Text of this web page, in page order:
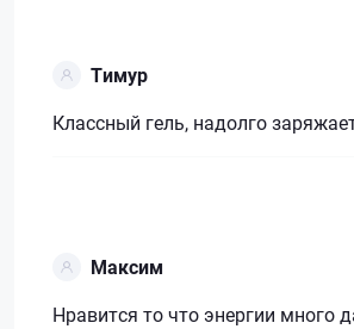
Тимур
Классный гель, надолго
Максим
Нравится то что энергии много